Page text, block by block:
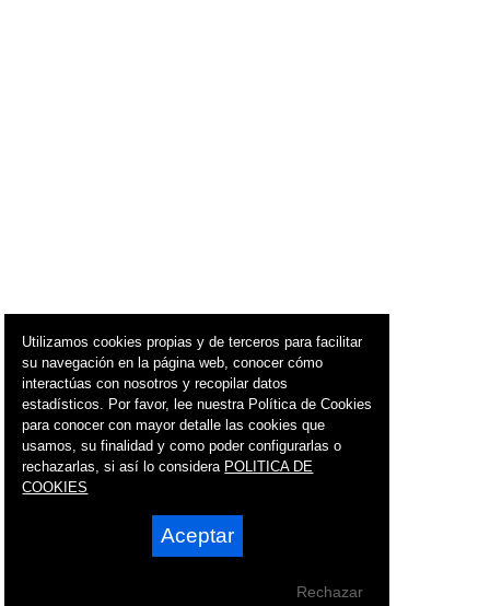
Utilizamos cookies propias y de terceros para facilitar
su navegación en la página web, conocer cómo
interactúas con nosotros y recopilar datos
estadísticos. Por favor, lee nuestra Política de Cookies
para conocer con mayor detalle las cookies que
usamos, su finalidad y como poder configurarlas o
rechazarlas, si así lo considera POLITICA DE
COOKIES
Aceptar
Rechazar